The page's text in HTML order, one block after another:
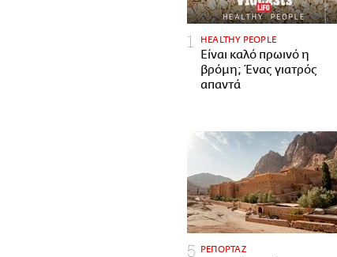
HEALTHY PEOPLE
Είναι καλό πρωινό η
βρόμη; Ένας γιατρός
απαντά
ΡΕΠΟΡΤΑΖ